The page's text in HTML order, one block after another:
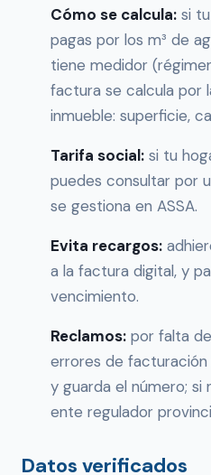
Cómo se calcula: si
pagas por los m³ de
tiene medidor
factura se calcula por
inmueble: superficie,
Tarifa social: si tu
puedes consultar por
se gestiona en ASSA.
Evita recargos:
a la factura digital, y
vencimiento.
Reclamos: por falta
errores de facturación
y guarda el número; si
ente regulador
Datos verificados